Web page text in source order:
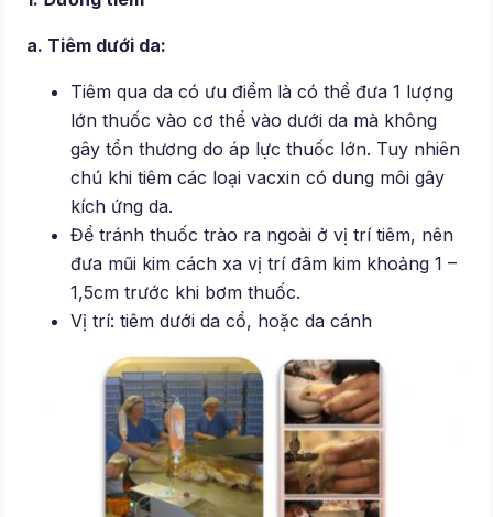
a. Tiêm dưới da:
Tiêm qua da có ưu điểm là có thể đưa 1 lượng
lớn thuốc vào cơ thể vào dưới da mà không
gây tổn thương do áp lực thuốc lớn. Tuy nhiên
chú khi tiêm các loại vacxin có dung môi gây
kích ứng da.
Để tránh thuốc trào ra ngoài ở vị trí tiêm, nên
đưa mũi kim cách xa vị trí đâm kim khoảng 1 –
1,5cm trước khi bơm thuốc.
Vị trí: tiêm dưới da cổ, hoặc da cánh